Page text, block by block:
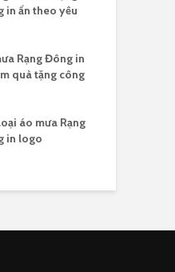
in ấn theo yêu
Rạng Đông in
quà tặng công
áo mưa Rạng
in logo